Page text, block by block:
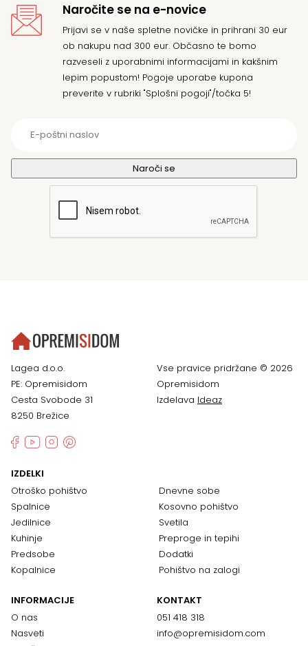
Naročite se na e-novice
Prijavi se v naše spletne novičke in prihrani 30 eur
ob nakupu nad 300 eur. Občasno te bomo
razveseli z uporabnimi informacijami in kakšnim
lepim popustom! Pogoje uporabe kupona
preverite v rubriki "Splošni pogoji"/točka 5!
Lagea d.o.o.
PE: Opremisidom
Cesta Svobode 31
8250 Brežice
Vse pravice pridržane © 2026
Opremisidom
Izdelava Ideaz
IZDELKI
Otroško pohištvo
Spalnice
Jedilnice
Kuhinje
Predsobe
Kopalnice
Dnevne sobe
Kosovno pohištvo
Svetila
Preproge in tepihi
Dodatki
Pohištvo na zalogi
INFORMACIJE
O nas
Nasveti
KONTAKT
051 418 318
info@opremisidom.com